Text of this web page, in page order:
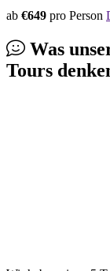
ab €649 pro Person
Was
Tours